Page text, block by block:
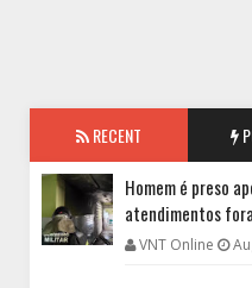
RECENT
Homem é preso
atendimentos
VNT Online